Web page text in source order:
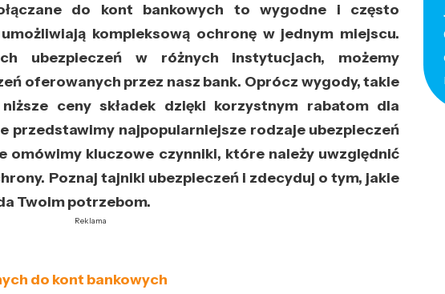
do kont bankowych to wygodne i często
kompleksową ochronę w jednym miejscu.
ubezpieczeń w różnych instytucjach, możemy
oferowanych przez nasz bank. Oprócz wygody, takie
ceny składek dzięki korzystnym rabatom dla
przedstawimy najpopularniejsze rodzaje ubezpieczeń
omówimy kluczowe czynniki, które należy uwzględnić
Poznaj tajniki ubezpieczeń i zdecyduj o tym, jakie
Twoim potrzebom.
Reklama
do kont bankowych